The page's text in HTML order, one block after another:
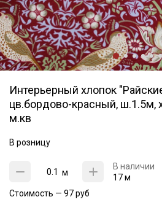
Интерьерный хлопок
цв.бордово-красный, ш.1.5м,
м.кв
В розницу
м
В наличии
17 м
Стоимость — 97руб